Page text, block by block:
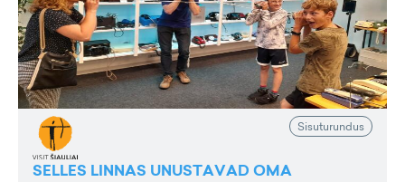
Sisuturundus
SELLES LINNAS UNUSTAVAD OMA